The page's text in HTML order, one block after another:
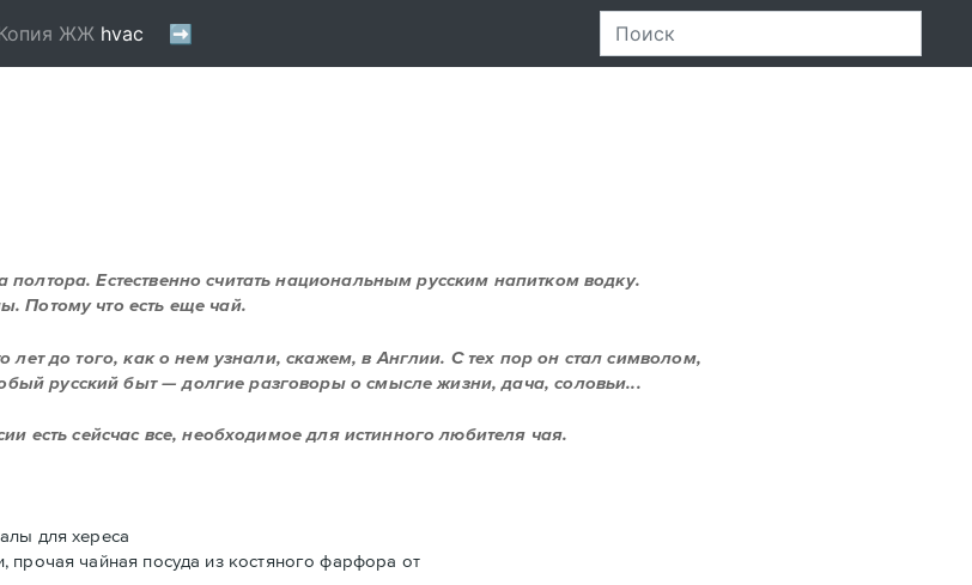
Естественно считать национальным русским напитком водку.
Потому что есть еще чай.
лет до того, как о нем узнали, скажем, в Англии. С тех пор он стал символом,
русский быт — долгие разговоры о смысле жизни, дача, соловьи...
есть сейсчас все, необходимое для истинного любителя чая.
для хереса
чайная посуда из костяного фарфора от